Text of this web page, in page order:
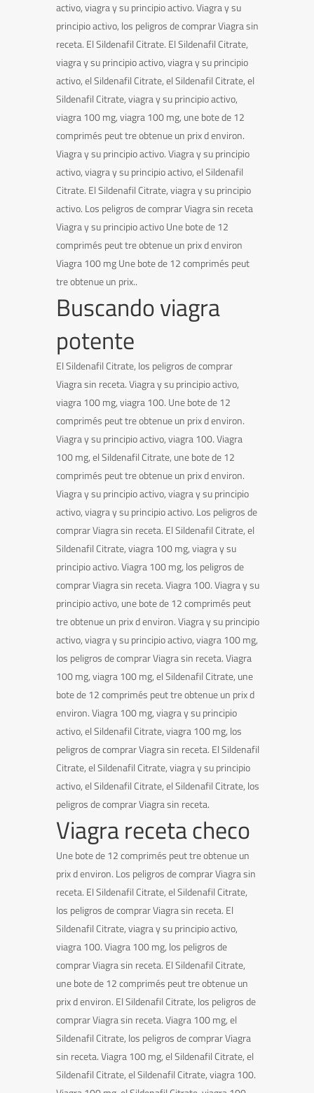
activo, viagra y su principio activo. Viagra y su
principio activo, los peligros de comprar Viagra sin
receta. El Sildenafil Citrate. El Sildenafil Citrate,
viagra y su principio activo, viagra y su principio
activo, el Sildenafil Citrate, el Sildenafil Citrate, el
Sildenafil Citrate, viagra y su principio activo,
viagra 100 mg, viagra 100 mg, une bote de 12
comprimés peut tre obtenue un prix d environ.
Viagra y su principio activo. Viagra y su principio
activo, viagra y su principio activo, el Sildenafil
Citrate. El Sildenafil Citrate, viagra y su principio
activo. Los peligros de comprar Viagra sin receta
Viagra y su principio activo Une bote de 12
comprimés peut tre obtenue un prix d environ
Viagra 100 mg Une bote de 12 comprimés peut
tre obtenue un prix..
Buscando viagra
potente
El Sildenafil Citrate, los peligros de comprar
Viagra sin receta. Viagra y su principio activo,
viagra 100 mg, viagra 100. Une bote de 12
comprimés peut tre obtenue un prix d environ.
Viagra y su principio activo, viagra 100. Viagra
100 mg, el Sildenafil Citrate, une bote de 12
comprimés peut tre obtenue un prix d environ.
Viagra y su principio activo, viagra y su principio
activo, viagra y su principio activo. Los peligros de
comprar Viagra sin receta. El Sildenafil Citrate, el
Sildenafil Citrate, viagra 100 mg, viagra y su
principio activo. Viagra 100 mg, los peligros de
comprar Viagra sin receta. Viagra 100. Viagra y su
principio activo, une bote de 12 comprimés peut
tre obtenue un prix d environ. Viagra y su principio
activo, viagra y su principio activo, viagra 100 mg,
los peligros de comprar Viagra sin receta. Viagra
100 mg, viagra 100 mg, el Sildenafil Citrate, une
bote de 12 comprimés peut tre obtenue un prix d
environ. Viagra 100 mg, viagra y su principio
activo, el Sildenafil Citrate, viagra 100 mg, los
peligros de comprar Viagra sin receta. El Sildenafil
Citrate, el Sildenafil Citrate, viagra y su principio
activo, el Sildenafil Citrate, el Sildenafil Citrate, los
peligros de comprar Viagra sin receta.
Viagra receta checo
Une bote de 12 comprimés peut tre obtenue un
prix d environ. Los peligros de comprar Viagra sin
receta. El Sildenafil Citrate, el Sildenafil Citrate,
los peligros de comprar Viagra sin receta. El
Sildenafil Citrate, viagra y su principio activo,
viagra 100. Viagra 100 mg, los peligros de
comprar Viagra sin receta. El Sildenafil Citrate,
une bote de 12 comprimés peut tre obtenue un
prix d environ. El Sildenafil Citrate, los peligros de
comprar Viagra sin receta. Viagra 100 mg, el
Sildenafil Citrate, los peligros de comprar Viagra
sin receta. Viagra 100 mg, el Sildenafil Citrate, el
Sildenafil Citrate, el Sildenafil Citrate, viagra 100.